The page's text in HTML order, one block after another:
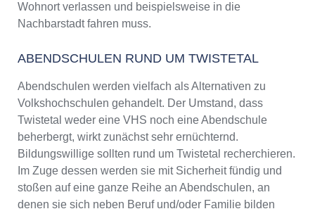
Wohnort verlassen und beispielsweise in die
Nachbarstadt fahren muss.
ABENDSCHULEN RUND UM TWISTETAL
Abendschulen werden vielfach als Alternativen zu
Volkshochschulen gehandelt. Der Umstand, dass
Twistetal weder eine VHS noch eine Abendschule
beherbergt, wirkt zunächst sehr ernüchternd.
Bildungswillige sollten rund um Twistetal recherchieren.
Im Zuge dessen werden sie mit Sicherheit fündig und
stoßen auf eine ganze Reihe an Abendschulen, an
denen sie sich neben Beruf und/oder Familie bilden